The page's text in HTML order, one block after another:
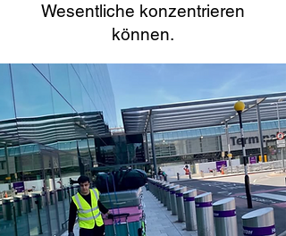
Wesentliche konzentrieren
können.